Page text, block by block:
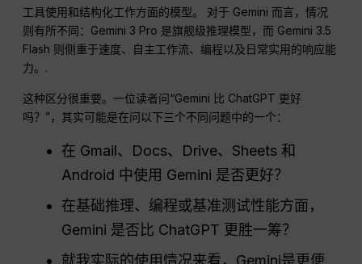
工具使用和结构化工作方面的模型。 对于 Gemini 而言，情况
则有所不同：Gemini 3 Pro 是旗舰级推理模型，而 Gemini 3.5
Flash 则侧重于速度、自主工作流、编程以及日常实用的响应能
力。.
这种区分很重要。一位读者问“Gemini 比 ChatGPT 更好
吗？”，其实可能是在问以下三个不同问题中的一个：
在 Gmail、Docs、Drive、Sheets 和
Android 中使用 Gemini 是否更好？
在基础推理、编程或基准测试性能方面，
Gemini 是否比 ChatGPT 更胜一筹？
就我实际的使用情况来看，Gemini是更便